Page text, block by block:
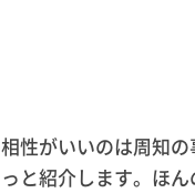
性がいいのは周知
と紹介します。ほ